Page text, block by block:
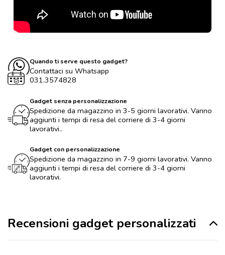
Quando ti serve questo gadget?
Contattaci su Whatsapp
031.3574828
Gadget senza personalizzazione
Spedizione da magazzino in 3-5 giorni lavorativi. Vanno
aggiunti i tempi di resa del corriere di 3-4 giorni
lavorativi..
Gadget con personalizzazione
Spedizione da magazzino in 7-9 giorni lavorativi. Vanno
aggiunti i tempi di resa del corriere di 3-4 giorni
lavorativi.
Recensioni gadget personalizzati